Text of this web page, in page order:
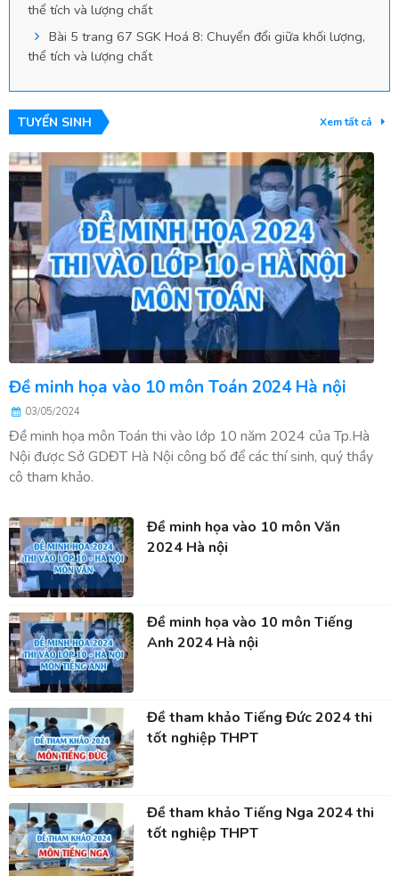
thể tích và lượng chất
Bài 5 trang 67 SGK Hoá 8: Chuyển đổi giữa khối lượng,
thể tích và lượng chất
TUYỂN SINH Xem tất cả
Đề minh họa vào 10 môn Toán 2024 Hà nội
03/05/2024
Đề minh họa môn Toán thi vào lớp 10 năm 2024 của Tp.Hà
Nội được Sở GDĐT Hà Nội công bố để các thí sinh, quý thầy
cô tham khảo.
Đề minh họa vào 10 môn Văn
2024 Hà nội
Đề minh họa vào 10 môn Tiếng
Anh 2024 Hà nội
Đề tham khảo Tiếng Đức 2024 thi
tốt nghiệp THPT
Đề tham khảo Tiếng Nga 2024 thi
tốt nghiệp THPT